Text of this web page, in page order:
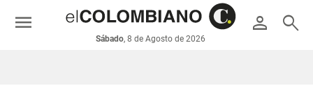
económicos
Colombia
person search
Sábado, 8 de Agosto de 2026
menu